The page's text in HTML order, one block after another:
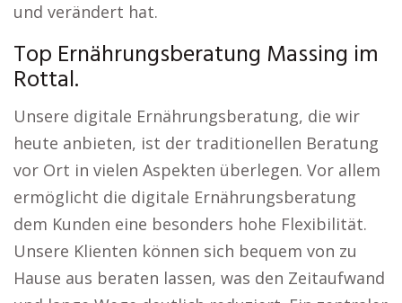
und verändert hat.
Top Ernährungsberatung Massing im
Rottal.
Unsere digitale Ernährungsberatung, die wir
heute anbieten, ist der traditionellen Beratung
vor Ort in vielen Aspekten überlegen. Vor allem
ermöglicht die digitale Ernährungsberatung
dem Kunden eine besonders hohe Flexibilität.
Unsere Klienten können sich bequem von zu
Hause aus beraten lassen, was den Zeitaufwand